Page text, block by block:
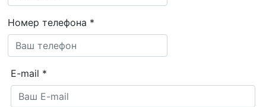
Номер телефона *
E-mail *